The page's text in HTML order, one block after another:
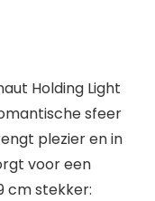
Holding Light
sfeer
plezier en in
voor een
cm stekker: